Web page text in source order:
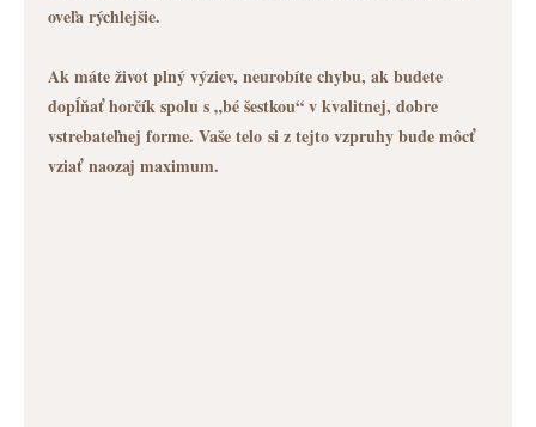
oveľa rýchlejšie.
Ak máte život plný výziev, neurobíte chybu, ak budete
dopĺňať horčík spolu s „bé šestkou“ v kvalitnej, dobre
vstrebateľnej forme. Vaše telo si z tejto vzpruhy bude môcť
vziať naozaj maximum.